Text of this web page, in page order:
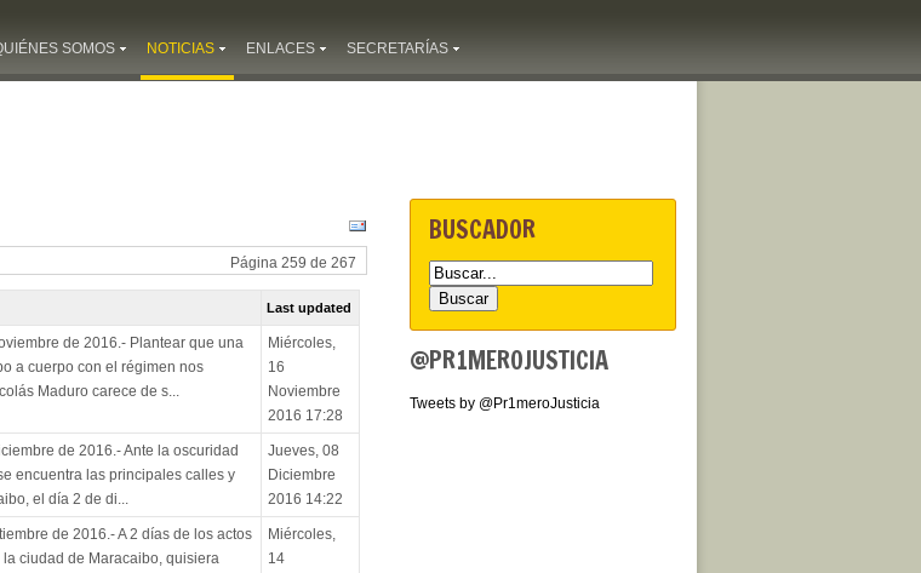
SOMOS NOTICIAS ENLACES SECRETARÍAS
Página 259 de 267
Last updated
de 2016.- Plantear que una
a cuerpo con el régimen nos
Maduro carece de s...
Miércoles,
16
Noviembre
2016 17:28
de 2016.- Ante la oscuridad
encuentra las principales calles y
el día 2 de di...
Jueves, 08
Diciembre
2016 14:22
de 2016.- A 2 días de los actos
ciudad de Maracaibo, quisiera
Miércoles,
14
BUSCADOR
@PR1MEROJUSTICIA
Tweets by @Pr1meroJusticia